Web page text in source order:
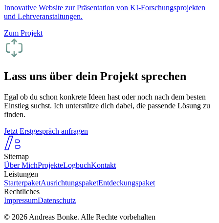
Innovative Website zur Präsentation von KI-Forschungsprojekten
und Lehrveranstaltungen.
Zum Projekt
Lass uns über dein Projekt sprechen
Egal ob du schon konkrete Ideen hast oder noch nach dem besten
Einstieg suchst. Ich unterstütze dich dabei, die passende Lösung zu
finden.
Jetzt Erstgespräch anfragen
Sitemap
Über MichProjekteLogbuchKontakt
Leistungen
StarterpaketAusrichtungspaketEntdeckungspaket
Rechtliches
ImpressumDatenschutz
© 2026 Andreas Bonke. Alle Rechte vorbehalten